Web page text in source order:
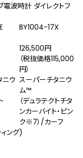
電波時計 ダイレクトフ
BY1004-17X
126,500円
（税抜価格115,000
円）
ニウ スーパーチタニウ
ム™
（デュラテクトチタ
ンカーバイト・ピン
ク※7）/カーフ
ング)